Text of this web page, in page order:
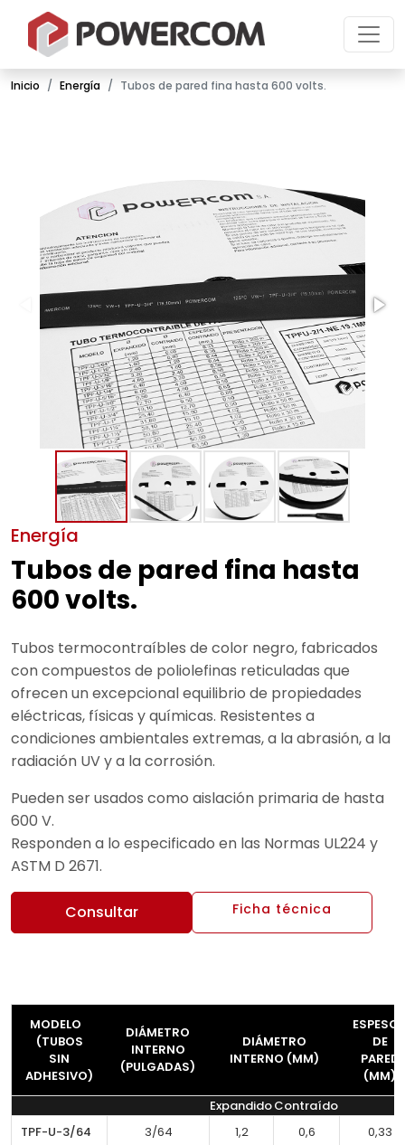
Inicio Energía Tubos de pared fina hasta 600 volts.
Energía
Tubos de pared fina hasta
600 volts.
Tubos termocontraíbles de color negro, fabricados
con compuestos de poliolefinas reticuladas que
ofrecen un excepcional equilibrio de propiedades
eléctricas, físicas y químicas. Resistentes a
condiciones ambientales extremas, a la abrasión, a la
radiación UV y a la corrosión.
Pueden ser usados como aislación primaria de hasta
600 V.
Responden a lo especificado en las Normas UL224 y
ASTM D 2671.
Consultar Ficha técnica
MODELO
(TUBOS
SIN
ADHESIVO)
DIÁMETRO
INTERNO
(PULGADAS)
DIÁMETRO
INTERNO (MM)
DE
PARED
(MM)
ExpandidoContraído
TPF-U-3/64
3/64 1,2 0,6
0,33